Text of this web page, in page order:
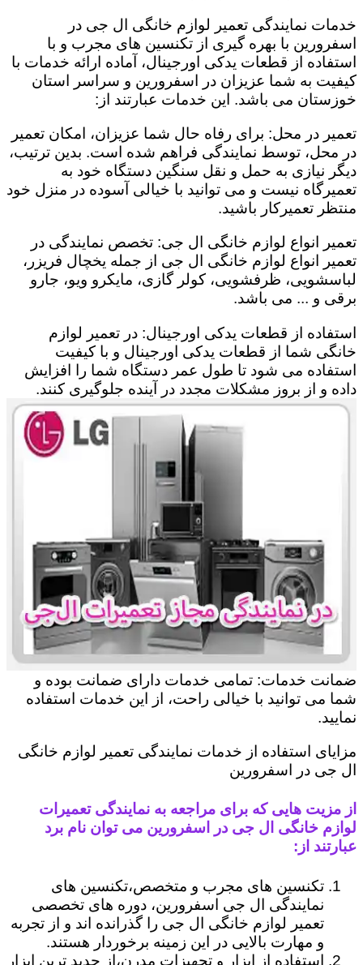
خدمات نمایندگی تعمیر لوازم خانگی ال جی در
اسفرورین با بهره گیری از تکنسین های مجرب و با
استفاده از قطعات یدکی اورجینال، آماده ارائه خدمات با
کیفیت به شما عزیزان در اسفرورین و سراسر استان
خوزستان می باشد. این خدمات عبارتند از:
تعمیر در محل: برای رفاه حال شما عزیزان، امکان تعمیر
در محل، توسط نمایندگی فراهم شده است. بدین ترتیب،
دیگر نیازی به حمل و نقل سنگین دستگاه خود به
تعمیرگاه نیست و می توانید با خیالی آسوده در منزل خود
منتظر تعمیرکار باشید.
تعمیر انواع لوازم خانگی ال جی: تخصص نمایندگی در
تعمیر انواع لوازم خانگی ال جی از جمله یخچال فریزر،
لباسشویی، ظرفشویی، کولر گازی، مایکرو ویو، جارو
برقی و ... می باشد.
استفاده از قطعات یدکی اورجینال: در تعمیر لوازم
خانگی شما از قطعات یدکی اورجینال و با کیفیت
استفاده می شود تا طول عمر دستگاه شما را افزایش
داده و از بروز مشکلات مجدد در آینده جلوگیری کنند.
ضمانت خدمات: تمامی خدمات دارای ضمانت بوده و
شما می توانید با خیالی راحت، از این خدمات استفاده
نمایید.
مزایای استفاده از خدمات نمایندگی تعمیر لوازم خانگی
ال جی در اسفرورین
از مزیت هایی که برای مراجعه به نمایندگی تعمیرات
لوازم خانگی ال جی در اسفرورین می توان نام برد
عبارتند از:
تکنسین های مجرب و متخصص،تکنسین های
نمایندگی ال جی اسفرورین، دوره های تخصصی
تعمیر لوازم خانگی ال جی را گذرانده اند و از تجربه
و مهارت بالایی در این زمینه برخوردار هستند.
استفاده از ابزار و تجهیزات مدرن،از جدید ترین ابزار